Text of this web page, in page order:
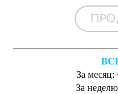
За месяц:
За